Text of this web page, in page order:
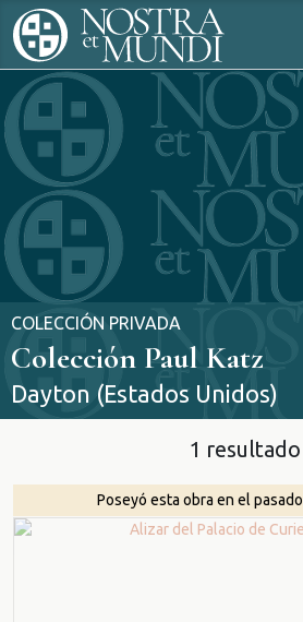
COLECCIÓN PRIVADA
Colección Paul Katz
Dayton (Estados Unidos)
1 resultado
Poseyó esta obra en el pasado